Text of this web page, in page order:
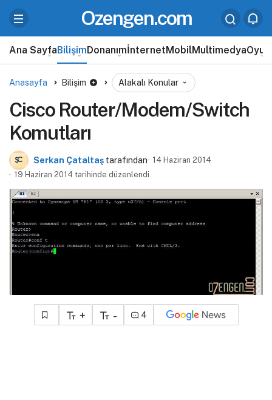
Ozengen.com
Ana SayfaBilişimDonanımİnternetMobilMultimedyaOyun
Anasayfa Bilişim Alakalı Konular
Cisco Router/Modem/Switch
Komutları
Serkan Çataltaş tarafından
14 Haziran 2014
19 Haziran 2014 tarihinde düzenlendi
+ - 4